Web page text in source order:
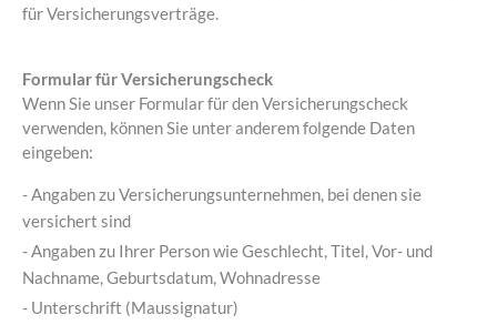
für Versicherungsverträge.
Formular für Versicherungscheck
Wenn Sie unser Formular für den Versicherungscheck
verwenden, können Sie unter anderem folgende Daten
eingeben:
- Angaben zu Versicherungsunternehmen, bei denen sie
versichert sind
- Angaben zu Ihrer Person wie Geschlecht, Titel, Vor- und
Nachname, Geburtsdatum, Wohnadresse
- Unterschrift (Maussignatur)